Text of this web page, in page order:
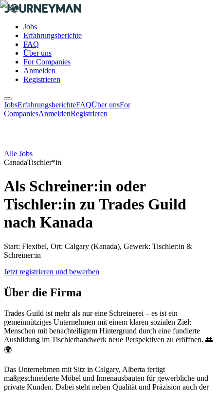
Jobs
Erfahrungsberichte
FAQ
Über uns
For Companies
Anmelden
Registrieren
JobsErfahrungsberichteFAQÜber unsFor
CompaniesAnmeldenRegistrieren
Alle Jobs
CanadaTischler*in
Als Schreiner:in oder
Tischler:in zu Trades Guild
nach Kanada
Start: Flexibel, Ort: Calgary (Kanada), Gewerk: Tischler:in &
Schreiner:in
Jetzt registrieren und bewerben
Über die Firma
Trades Guild ist mehr als nur eine Schreinerei – es ist ein
gemeinnütziges Unternehmen mit einem klaren sozialen Ziel:
Menschen mit benachteiligtem Hintergrund durch eine fundierte
Ausbildung im Tischlerhandwerk neue Perspektiven zu eröffnen. 👥
🌍
Das Unternehmen mit Sitz in Calgary, Alberta fertigt
maßgeschneiderte Möbel und Innenausbauten für gewerbliche und
private Kunden. Dabei steht neben Qualität und Präzision auch der